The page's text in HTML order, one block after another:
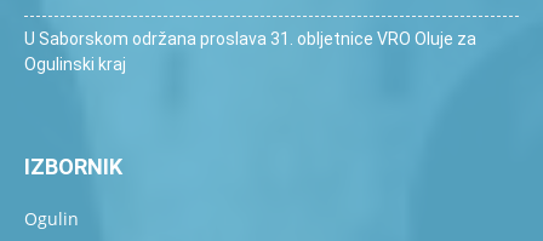
U Saborskom održana proslava 31. obljetnice VRO Oluje za
Ogulinski kraj
IZBORNIK
Ogulin